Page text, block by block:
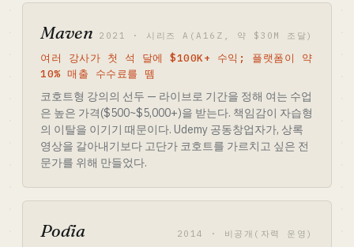
Maven 2021 · 시리즈 A(A16Z, 약 $30M 조달)
여러 강사가 첫 석 달에 $100K+ 수익; 플랫폼이 약
10% 매출 수수료를 뗌
코호트형 강의의 선두 — 라이브로 기간을 정해 여는 수업
은 높은 가격($500~$5,000+)을 받는다. 책임감이 자습형
의 이탈을 이기기 때문이다. Udemy 공동창업자가, 상록
영상을 갈아내기보다 고단가 코호트를 가르치고 싶은 전
문가를 위해 만들었다.
Podia 2014 · 비공개(자력 운영)